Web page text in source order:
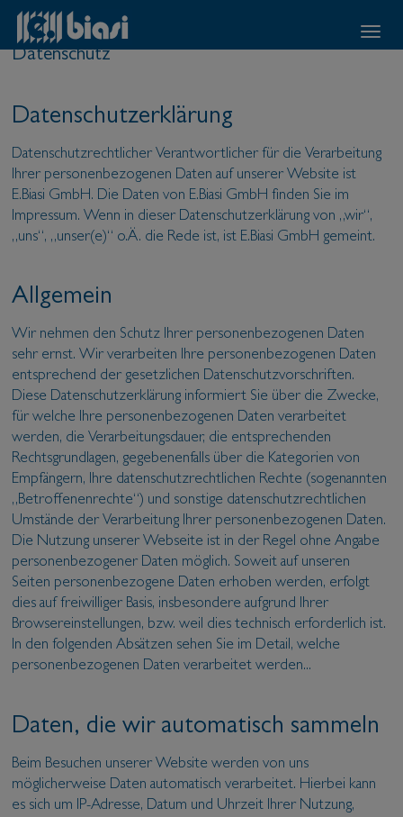
Datenschutz
Datenschutzerklärung
Datenschutzrechtlicher Verantwortlicher für die Verarbeitung
Ihrer personenbezogenen Daten auf unserer Website ist
E.Biasi GmbH. Die Daten von E.Biasi GmbH finden Sie im
Impressum. Wenn in dieser Datenschutzerklärung von „wir“,
„uns“, „unser(e)“ o.Ä. die Rede ist, ist E.Biasi GmbH gemeint.
Allgemein
Wir nehmen den Schutz Ihrer personenbezogenen Daten
sehr ernst. Wir verarbeiten Ihre personenbezogenen Daten
entsprechend der gesetzlichen Datenschutzvorschriften.
Diese Datenschutzerklärung informiert Sie über die Zwecke,
für welche Ihre personenbezogenen Daten verarbeitet
werden, die Verarbeitungsdauer, die entsprechenden
Rechtsgrundlagen, gegebenenfalls über die Kategorien von
Empfängern, Ihre datenschutzrechtlichen Rechte (sogenannten
„Betroffenenrechte“) und sonstige datenschutzrechtlichen
Umstände der Verarbeitung Ihrer personenbezogenen Daten.
Die Nutzung unserer Webseite ist in der Regel ohne Angabe
personenbezogener Daten möglich. Soweit auf unseren
Seiten personenbezogene Daten erhoben werden, erfolgt
dies auf freiwilliger Basis, insbesondere aufgrund Ihrer
Browsereinstellungen, bzw. weil dies technisch erforderlich ist.
In den folgenden Absätzen sehen Sie im Detail, welche
personenbezogenen Daten verarbeitet werden...
Daten, die wir automatisch sammeln
Beim Besuchen unserer Website werden von uns
möglicherweise Daten automatisch verarbeitet. Hierbei kann
es sich um IP-Adresse, Datum und Uhrzeit Ihrer Nutzung,